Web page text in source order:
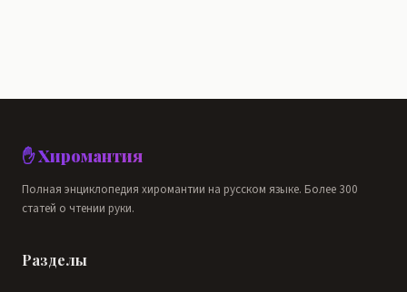
✋ Хиромантия
Полная энциклопедия хиромантии на русском языке. Более 300
статей о чтении руки.
Разделы